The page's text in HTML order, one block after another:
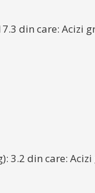
din care: Acizi
3.2 din care: